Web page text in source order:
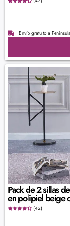
Envío gratuito a
Pack de 2 sillas
en polipiel beige
(42)